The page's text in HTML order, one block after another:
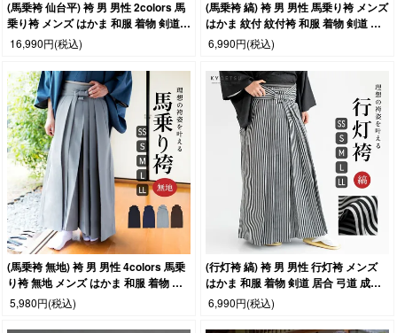
(馬乗袴 仙台平) 袴 男 男性 2colors 馬
乗り袴 メンズ はかま 和服 着物 剣道
居合 弓道 SS/S/M/L/LL (rg)
16,990円(税込)
(馬乗袴 縞) 袴 男 男性 馬乗り袴 メンズ
はかま 紋付 紋付袴 和服 着物 剣道 居
合 弓道 成人式 卒業式 SS/S/M/L/LL
6,990円(税込)
(馬乗袴 無地) 袴 男 男性 4colors 馬乗
り袴 無地 メンズ はかま 和服 着物 剣
道 居合 弓道 SS/S/M/L/LL (rg)
5,980円(税込)
(行灯袴 縞) 袴 男 男性 行灯袴 メンズ
はかま 和服 着物 剣道 居合 弓道 成人
式 卒業式 コスプレ SS/S/M/L/LL (rg)
6,990円(税込)